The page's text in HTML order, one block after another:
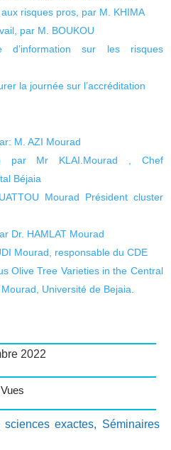
risques pros, par M. KHIMA
par M. BOUKOU
sur les risques
la journée sur l’accréditation
M. AZI Mourad
par Mr KLAI.Mourad , Chef
Béjaia
Mourad Président cluster
Dr. HAMLAT Mourad
Mourad, responsable du CDE
Olive Tree Varieties in the Central
Université de Bejaia.
2022
sciences exactes, Séminaires